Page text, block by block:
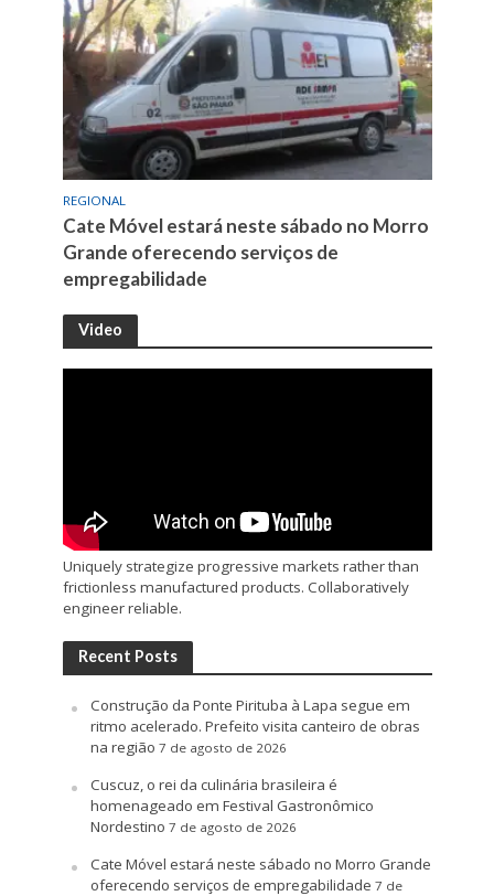
REGIONAL
Cate Móvel estará neste sábado no Morro
Grande oferecendo serviços de
empregabilidade
Video
Uniquely strategize progressive markets rather than
frictionless manufactured products. Collaboratively
engineer reliable.
Recent Posts
Construção da Ponte Pirituba à Lapa segue em
ritmo acelerado. Prefeito visita canteiro de obras
na região 7 de agosto de 2026
Cuscuz, o rei da culinária brasileira é
homenageado em Festival Gastronômico
Nordestino 7 de agosto de 2026
Cate Móvel estará neste sábado no Morro Grande
oferecendo serviços de empregabilidade 7 de